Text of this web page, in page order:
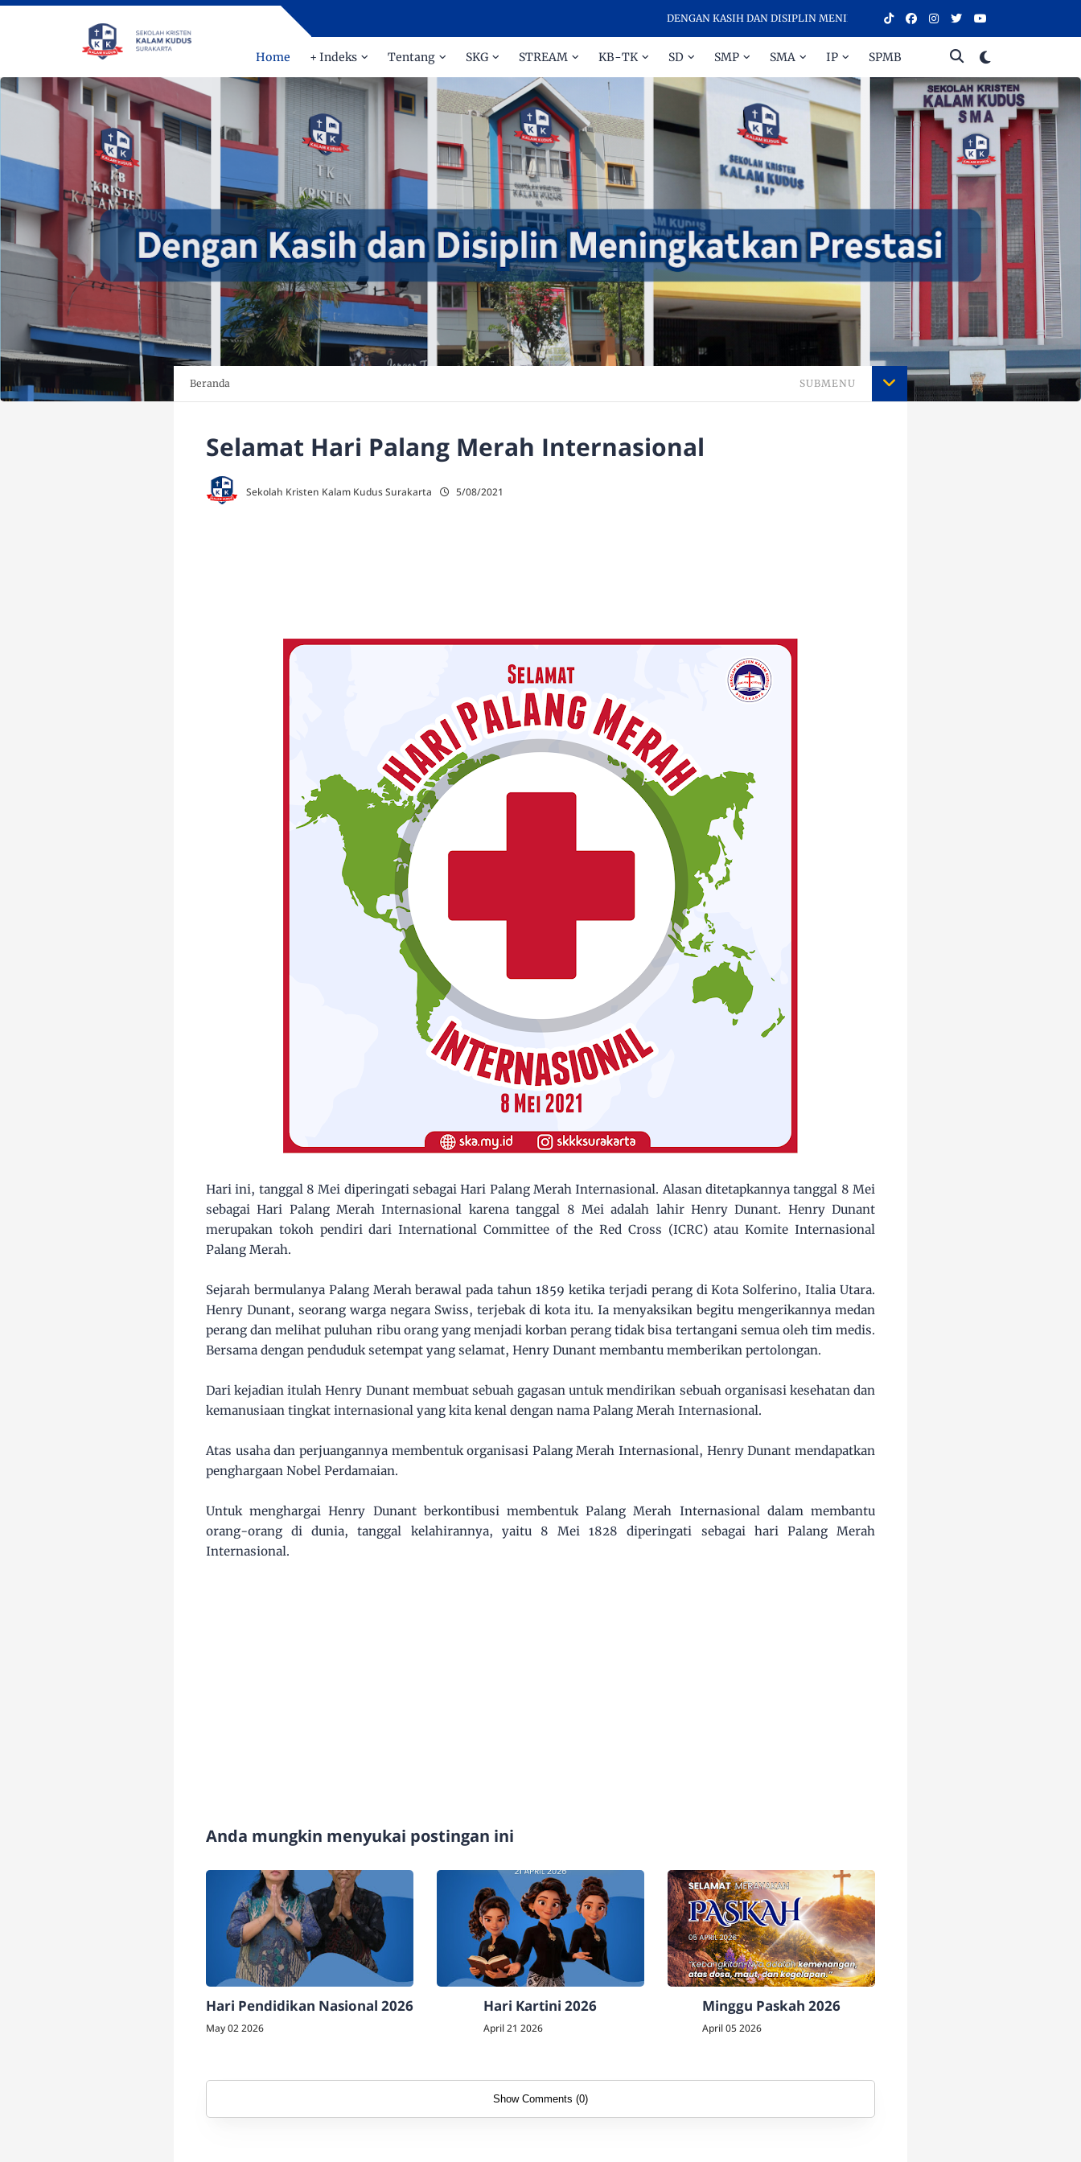
DENGAN KASIH DAN DISIPLIN MENINGKATKAN PRESTASI - SELAMAT DATANG DI
Home + Indeks Tentang SKG STREAM KB-TK SD SMP SMA IP SPMB
Beranda SUBMENU
Selamat Hari Palang Merah Internasional
Sekolah Kristen Kalam Kudus Surakarta 5/08/2021
Hari ini, tanggal 8 Mei diperingati sebagai Hari Palang Merah Internasional. Alasan ditetapkannya tanggal 8 Mei
sebagai Hari Palang Merah Internasional karena tanggal 8 Mei adalah lahir Henry Dunant. Henry Dunant
merupakan tokoh pendiri dari International Committee of the Red Cross (ICRC) atau Komite Internasional
Palang Merah.
Sejarah bermulanya Palang Merah berawal pada tahun 1859 ketika terjadi perang di Kota Solferino, Italia Utara.
Henry Dunant, seorang warga negara Swiss, terjebak di kota itu. Ia menyaksikan begitu mengerikannya medan
perang dan melihat puluhan ribu orang yang menjadi korban perang tidak bisa tertangani semua oleh tim medis.
Bersama dengan penduduk setempat yang selamat, Henry Dunant membantu memberikan pertolongan.
Dari kejadian itulah Henry Dunant membuat sebuah gagasan untuk mendirikan sebuah organisasi kesehatan dan
kemanusiaan tingkat internasional yang kita kenal dengan nama Palang Merah Internasional.
Atas usaha dan perjuangannya membentuk organisasi Palang Merah Internasional, Henry Dunant mendapatkan
penghargaan Nobel Perdamaian.
Untuk menghargai Henry Dunant berkontibusi membentuk Palang Merah Internasional dalam membantu
orang-orang di dunia, tanggal kelahirannya, yaitu 8 Mei 1828 diperingati sebagai hari Palang Merah
Internasional.
Anda mungkin menyukai postingan ini
Hari Pendidikan Nasional 2026
May 02 2026
Hari Kartini 2026
April 21 2026
Minggu Paskah 2026
April 05 2026
Show Comments (0)